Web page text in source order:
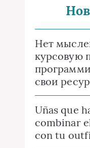
Нет
курсовую
свои
Uñas que
combinar
con tu